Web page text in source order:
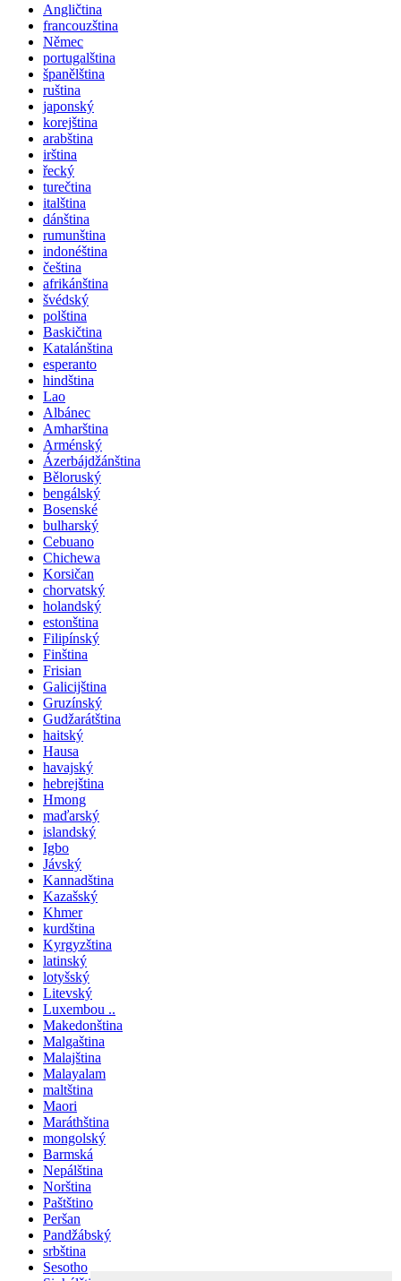
Angličtina
francouzština
Němec
portugalština
španělština
ruština
japonský
korejština
arabština
irština
řecký
turečtina
italština
dánština
rumunština
indonéština
čeština
afrikánština
švédský
polština
Baskičtina
Katalánština
esperanto
hindština
Lao
Albánec
Amharština
Arménský
Ázerbájdžánština
Běloruský
bengálský
Bosenské
bulharský
Cebuano
Chichewa
Korsičan
chorvatský
holandský
estonština
Filipínský
Finština
Frisian
Galicijština
Gruzínský
Gudžarátština
haitský
Hausa
havajský
hebrejština
Hmong
maďarský
islandský
Igbo
Jávský
Kannadština
Kazašský
Khmer
kurdština
Kyrgyzština
latinský
lotyšský
Litevský
Luxembou ..
Makedonština
Malgaština
Malajština
Malayalam
maltština
Maori
Maráthština
mongolský
Barmská
Nepálština
Norština
Paštštino
Peršan
Pandžábský
srbština
Sesotho